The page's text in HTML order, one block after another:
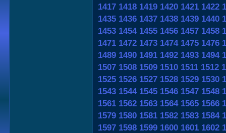
1417 1418 1419 1420 1421 1422
1435 1436 1437 1438 1439 1440
1453 1454 1455 1456 1457 1458
1471 1472 1473 1474 1475 1476
1489 1490 1491 1492 1493 1494
1507 1508 1509 1510 1511 1512
1525 1526 1527 1528 1529 1530
1543 1544 1545 1546 1547 1548
1561 1562 1563 1564 1565 1566
1579 1580 1581 1582 1583 1584
1597 1598 1599 1600 1601 1602